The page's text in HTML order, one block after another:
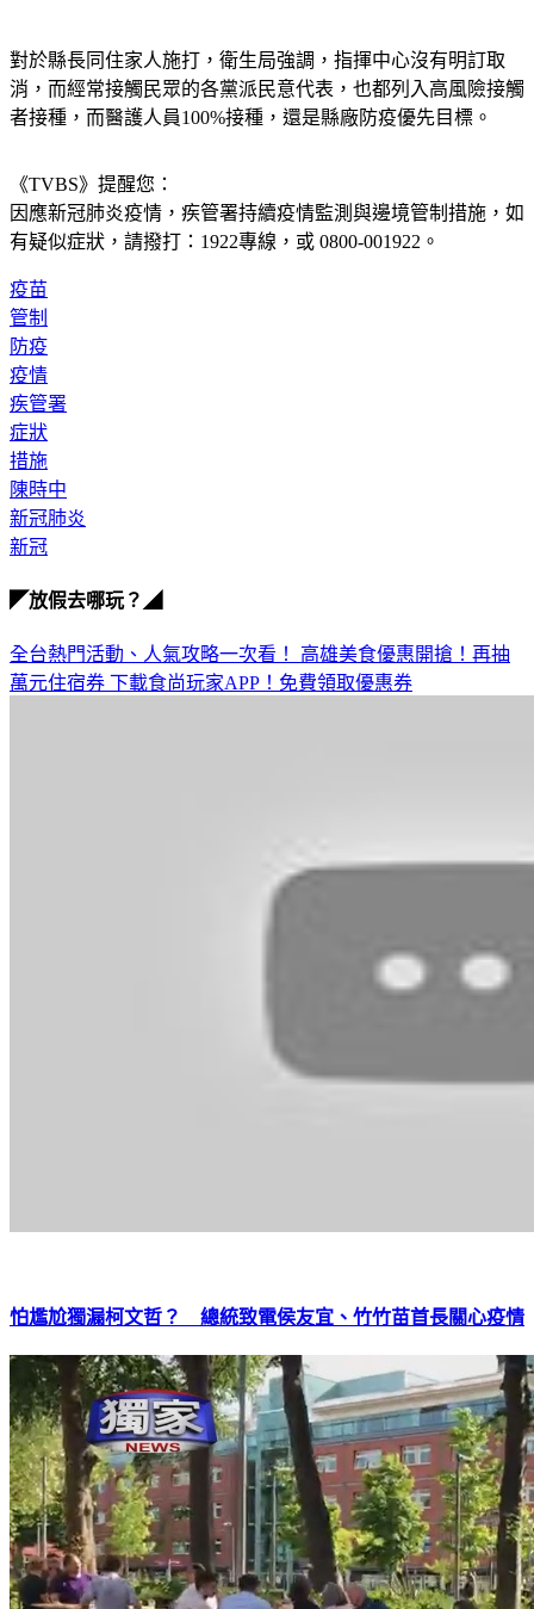
對於縣長同住家人施打，衛生局強調，指揮中心沒有明訂取
消，而經常接觸民眾的各黨派民意代表，也都列入高風險接觸
者接種，而醫護人員100%接種，還是縣廠防疫優先目標。
《TVBS》提醒您：
因應新冠肺炎疫情，疾管署持續疫情監測與邊境管制措施， 如
有疑似症狀，請撥打：1922專線，或 0800-001922。
疫苗
管制
防疫
疫情
疾管署
症狀
措施
陳時中
新冠肺炎
新冠
◤放假去哪玩？◢
全台熱門活動、人氣攻略一次看！ 高雄美食優惠開搶！再抽
萬元住宿券 下載食尚玩家APP！免費領取優惠券
怕尷尬獨漏柯文哲？ 總統致電侯友宜、竹竹苗首長關心疫情